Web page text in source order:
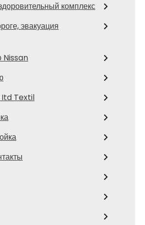
комплекс
эвакуация
Nissan
Itd Textil